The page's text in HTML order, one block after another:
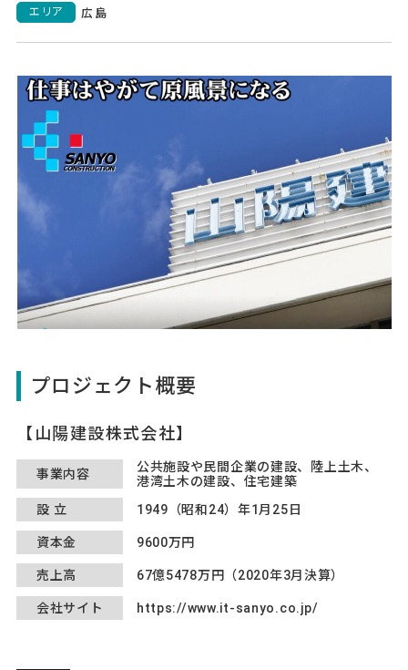
エリア 広島
プロジェクト概要
山陽建設株式会社
事業内容
公共施設や民間企業の建設、陸上土木、
港湾土木の建設、住宅建築
設立
1949（昭和24）年1月25日
資本金 9600万円
売上高 67億5478万円（2020年3月決算）
会社サイト https://www.it-sanyo.co.jp/